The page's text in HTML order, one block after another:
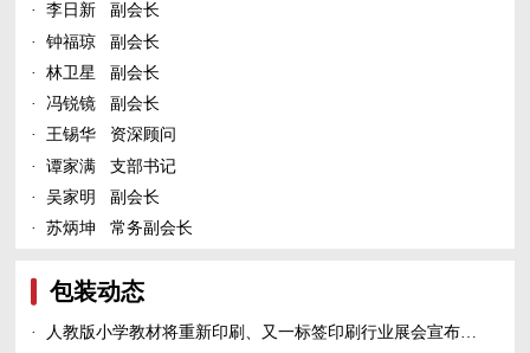
·
李日新 副会长
·
钟福琼 副会长
·
林卫星 副会长
·
冯锐镜 副会长
·
王锡华 资深顾问
·
谭家满 支部书记
·
吴家明 副会长
·
苏炳坤 常务副会长
包装动态
·
人教版小学教材将重新印刷、又一标签印刷行业展会宣布延期、5家造纸及包装印刷富豪上榜新财富500富人榜......